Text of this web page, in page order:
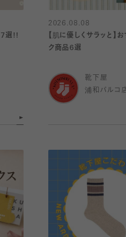
7選!!
2026.08.08
【肌に優しくサラッと】
ク商品6選
靴下屋
浦和パルコ